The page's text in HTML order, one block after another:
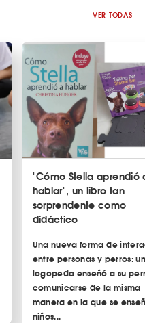
VER TODAS
"Cómo Stella aprendió
hablar", un libro tan
sorprendente como
didáctico
Una nueva forma de
entre personas y perros:
logopeda enseñó a su
comunicarse de la misma
manera en la que se
niños...